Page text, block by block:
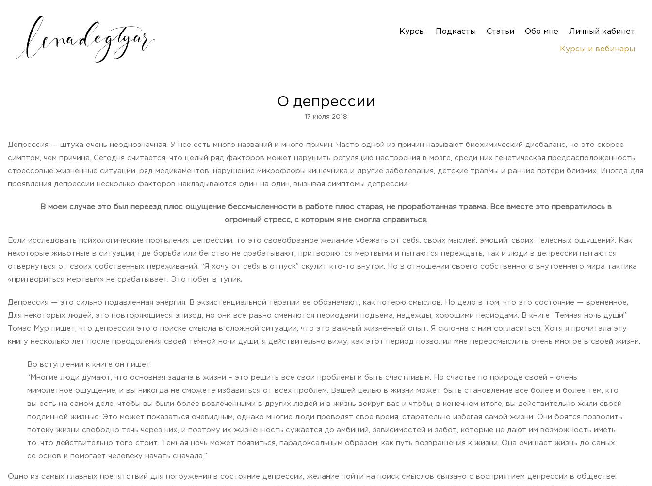
Курсы Подкасты Статьи Обо мне Личный кабинет
Курсы и вебинары
О депрессии
17 июля 2018
Депрессия — штука очень неоднозначная. У нее есть много названий и много причин. Часто одной из причин называют биохимический дисбаланс, но это скорее
симптом, чем причина. Сегодня считается, что целый ряд факторов может нарушить регуляцию настроения в мозге, среди них генетическая предрасположенность,
стрессовые жизненные ситуации, ряд медикаментов, нарушение микрофлоры кишечника и другие заболевания, детские травмы и ранние потери близких. Иногда для
проявления депрессии несколько факторов накладываются один на один, вызывая симптомы депрессии.
В моем случае это был переезд плюс ощущение бессмысленности в работе плюс старая, не проработанная травма. Все вместе это превратилось в
огромный стресс, с которым я не смогла справиться.
Если исследовать психологические проявления депрессии, то это своеобразное желание убежать от себя, своих мыслей, эмоций, своих телесных ощущений. Как
некоторые животные в ситуации, где борьба или бегство не срабатывают, притворяются мертвыми и пытаются переждать, так и люди в депрессии пытаются
отвернуться от своих собственных переживаний. “Я хочу от себя в отпуск” скулит кто-то внутри. Но в отношении своего собственного внутреннего мира тактика
«притвориться мертвым» не срабатывает. Это побег в тупик.
Депрессия — это сильно подавленная энергия. В экзистенциальной терапии ее обозначают, как потерю смыслов. Но дело в том, что это состояние — временное.
Для некоторых людей, это повторяющиеся эпизод, но они все равно сменяются периодами подъема, надежды, хорошими периодами. В книге “Темная ночь души”
Томас Мур пишет, что депрессия это о поиске смысла в сложной ситуации, что это важный жизненный опыт. Я склонна с ним согласиться. Хотя я прочитала эту
книгу несколько лет после преодоления своей темной ночи души, я действительно вижу, как этот период позволил мне переосмыслить очень многое в своей жизни.
Во вступлении к книге он пишет:
“Многие люди думают, что основная задача в жизни – это решить все свои проблемы и быть счастливым. Но счастье по природе своей – очень
мимолетное ощущение, и вы никогда не сможете избавиться от всех проблем. Вашей целью в жизни может быть становление все более и более тем, кто
вы есть на самом деле, чтобы вы были более вовлеченными в других людей и в жизнь вокруг вас и чтобы, в конечном итоге, вы действительно жили своей
подлинной жизнью. Это может показаться очевидным, однако многие люди проводят свое время, старательно избегая самой жизни. Они боятся позволить
потоку жизни свободно течь через них, и поэтому их жизненность сужается до амбиций, зависимостей и забот, которые не дают им возможность иметь
то, что действительно того стоит. Темная ночь может появиться, парадоксальным образом, как путь возвращения к жизни. Она очищает жизнь до самых
ее основ и помогает человеку начать сначала.”
Одно из самых главных препятствий для погружения в состояние депрессии, желание пойти на поиск смыслов связано с восприятием депрессии в обществе.